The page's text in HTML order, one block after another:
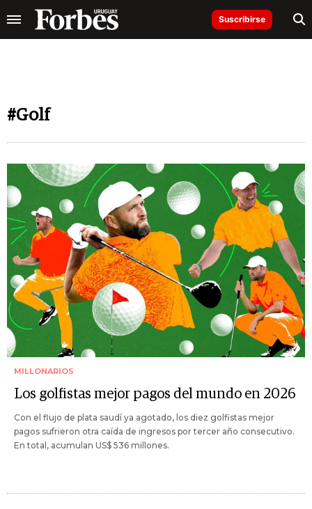
Suscribirse
#Golf
MILLONARIOS
Los golfistas mejor pagos del mundo en 2026
Con el flujo de plata saudí ya agotado, los diez golfistas mejor
pagos sufrieron otra caída de ingresos por tercer año consecutivo.
En total, acumulan US$ 536 millones.